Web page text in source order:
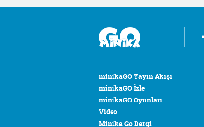
minikaGO Yayın Akışı
minikaGO İzle
minikaGO Oyunları
Video
Minika Go Dergi